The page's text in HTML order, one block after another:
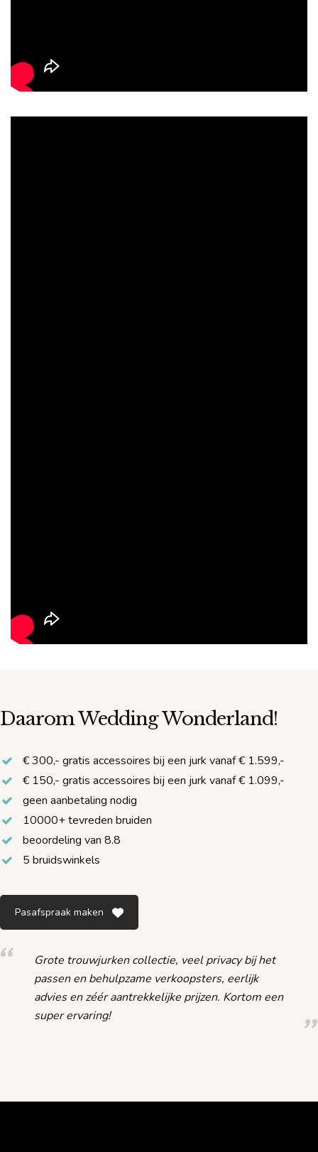
Daarom Wedding Wonderland!
€ 300,- gratis accessoires bij een jurk vanaf € 1.599,-
€ 150,- gratis accessoires bij een jurk vanaf € 1.099,-
geen aanbetaling nodig
10000+ tevreden bruiden
beoordeling van 8.8
5 bruidswinkels
Pasafspraak maken
Grote trouwjurken collectie, veel privacy bij het
passen en behulpzame verkoopsters, eerlijk
advies en zéér aantrekkelijke prijzen. Kortom een
super ervaring!